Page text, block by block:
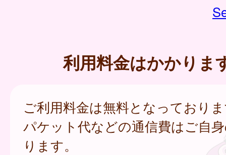
利用料金はかかりま
ご利用料金は無料となっており
パケット代などの通信費はご自
ります。